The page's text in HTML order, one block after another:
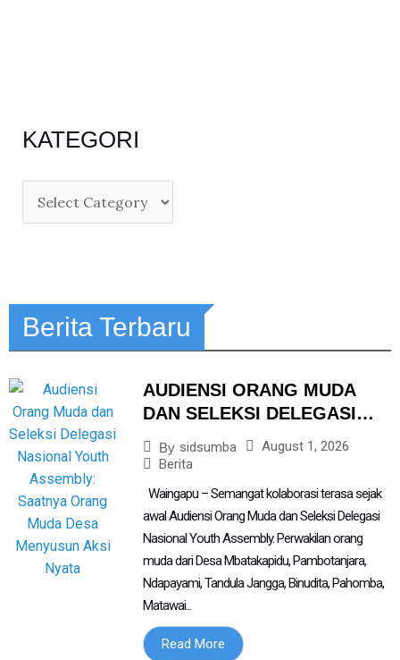
KATEGORI
Berita Terbaru
AUDIENSI ORANG MUDA
DAN SELEKSI DELEGASI
NASIONAL YOUTH
ASSEMBLY: SAATNYA
MENYUSUN AKSI NYATA
By sidsumba
August 1, 2026
Berita
Waingapu – Semangat kolaborasi terasa sejak
awal Audiensi Orang Muda dan Seleksi Delegasi
Nasional Youth Assembly. Perwakilan orang
muda dari Desa Mbatakapidu, Pambotanjara,
Ndapayami, Tandula Jangga, Binudita, Pahomba,
Matawai...
Read More